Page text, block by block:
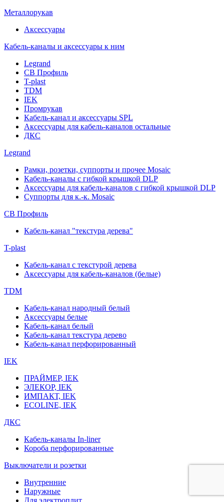
Металлорукав
Аксессуары
Кабель-каналы и аксессуары к ним
Legrand
СВ Профиль
T-plast
TDM
IEK
Промрукав
Кабель-канал и аксессуары SPL
Аксессуары для кабель-каналов остальные
ДКС
Legrand
Рамки, розетки, суппорты и прочее Mosaic
Кабель-каналы с гибкой крышкой DLP
Аксессуары для кабель-каналов с гибкой крышкой DLP
Суппорты для к.-к. Mosaic
СВ Профиль
Кабель-канал "текстура дерева"
T-plast
Кабель-канал с текстурой дерева
Аксессуары для кабель-каналов (белые)
TDM
Кабель-канал народный белый
Аксессуары белые
Кабель-канал белый
Кабель-канал текстура дерево
Кабель-канал перфорированный
IEK
ПРАЙМЕР, IEK
ЭЛЕКОР, IEK
ИМПАКТ, IEK
ECOLINE, IEK
ДКС
Кабель-каналы In-liner
Короба перфорированные
Выключатели и розетки
Внутренние
Наружные
Для электроплит